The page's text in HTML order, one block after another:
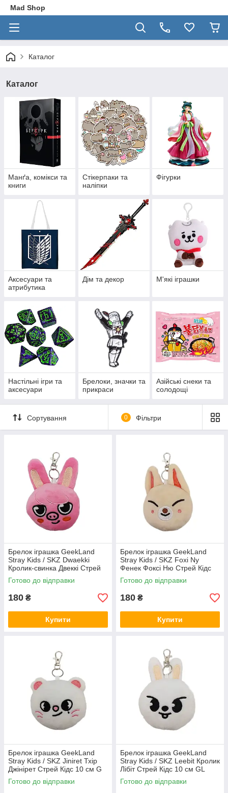
Mad Shop
Каталог
Каталог
Манґа, комікси та
книги
Стікерпаки та
наліпки
Фігурки
Аксесуари та
атрибутика
Дім та декор М'які іграшки
Настільні ігри та
аксесуари
Брелоки, значки та
прикраси
Азійські снеки та
солодощі
Сортування 0 Фільтри
Брелок іграшка GeekLand
Stray Kids / SKZ Dwaekki
Кролик-свинка Двеккі Стрей
Кідс 10 см G SKZ D05
Готово до відправки
180 ₴
Купити
Брелок іграшка GeekLand
Stray Kids / SKZ Foxi Ny
Фенек Фоксі Ню Стрей Кідс
10 см G SKZ FN07
Готово до відправки
180 ₴
Купити
Брелок іграшка GeekLand
Stray Kids / SKZ Jiniret Тхір
Джінірет Стрей Кідс 10 см G
SKZ J08
Готово до відправки
Брелок іграшка GeekLand
Stray Kids / SKZ Leebit Кролик
Лібіт Стрей Кідс 10 см GL
SKZ L 06
Готово до відправки